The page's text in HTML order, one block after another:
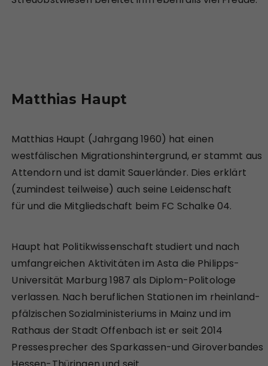
Matthias Haupt
Matthias Haupt (Jahrgang 1960) hat einen
westfälischen Migrationshintergrund, er stammt aus
Attendorn und ist damit Sauerländer. Dies erklärt
(zumindest teilweise) auch seine Leidenschaft
für und die Mitgliedschaft beim FC Schalke 04.
Haupt hat Politikwissenschaft studiert und nach
umfangreichen Aktivitäten im Asta die Philipps-
Universität Marburg 1987 als Diplom-Politologe
verlassen. Nach beruflichen Stationen im rheinland-
pfälzischen Sozialministeriums in Mainz und im
Rathaus der Stadt Offenbach ist er seit 2014
Pressesprecher des Sparkassen-und Giroverbandes